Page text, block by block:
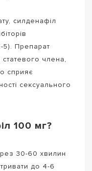
силденафіл
5). Препарат
члена,
сприяє
сексуального
100 мг?
30-60 хвилин
до 4-6